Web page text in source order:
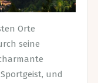
Orte
seine
und